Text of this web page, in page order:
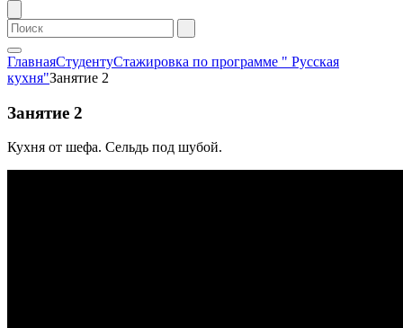
ГлавнаяСтудентуСтажировка по программе " Русская
кухня"Занятие 2
Занятие 2
Кухня от шефа. Сельдь под шубой.